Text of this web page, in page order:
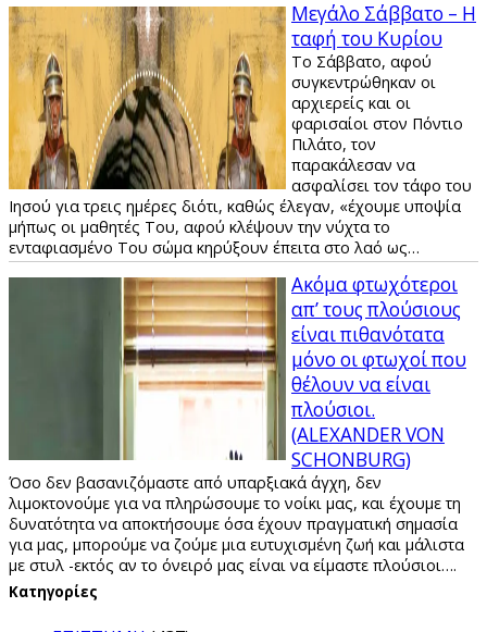
Μεγάλο Σάββατο – Η
ταφή του Κυρίου
Το Σάββατο, αφού
συγκεντρώθηκαν οι
αρχιερείς και οι
φαρισαίοι στον Πόντιο
Πιλάτο, τον
παρακάλεσαν να
ασφαλίσει τον τάφο του
Ιησού για τρεις ημέρες διότι, καθώς έλεγαν, «έχουμε υποψία
μήπως οι μαθητές Του, αφού κλέψουν την νύχτα το
ενταφιασμένο Του σώμα κηρύξουν έπειτα στο λαό ως…
Ακόμα φτωχότεροι
απ’ τους πλούσιους
είναι πιθανότατα
μόνο οι φτωχοί που
θέλουν να είναι
πλούσιοι.
(ALEXANDER VON
SCHONBURG)
Όσο δεν βασανιζόμαστε από υπαρξιακά άγχη, δεν
λιμοκτονούμε για να πληρώσουμε το νοίκι μας, και έχουμε τη
δυνατότητα να αποκτήσουμε όσα έχουν πραγματική σημασία
για μας, μπορούμε να ζούμε μια ευτυχισμένη ζωή και μάλιστα
με στυλ -εκτός αν το όνειρό μας είναι να είμαστε πλούσιοι….
Kατηγορίες